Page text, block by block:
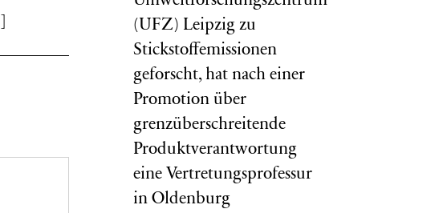
(UFZ) Leipzig zu
Stickstoffemissionen
geforscht, hat nach einer
Promotion über
grenzüberschreitende
Produktverantwortung
eine Vertretungsprofessur
in Oldenburg